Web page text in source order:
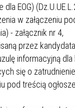
dla EOG)
w załączeniu
- załącznik nr 4,
przez
informacyjną
się o
pod treścią